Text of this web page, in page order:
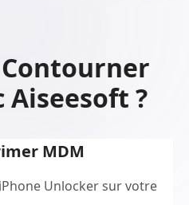
Aiseesoft ?
MDM
Unlocker sur votre